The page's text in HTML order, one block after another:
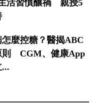
活習慣釀禍 親授5
麼控糖？醫揭ABC
則 CGM、健康App